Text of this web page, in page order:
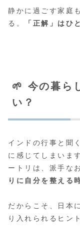
静かに過ごす家庭
る。
「正解」はひ
🌱 今の暮ら
い？
インドの行事と聞
に感じてしまいま
ートリは、派手な
りに自分を整える
だからこそ、日本
り入れられるヒン